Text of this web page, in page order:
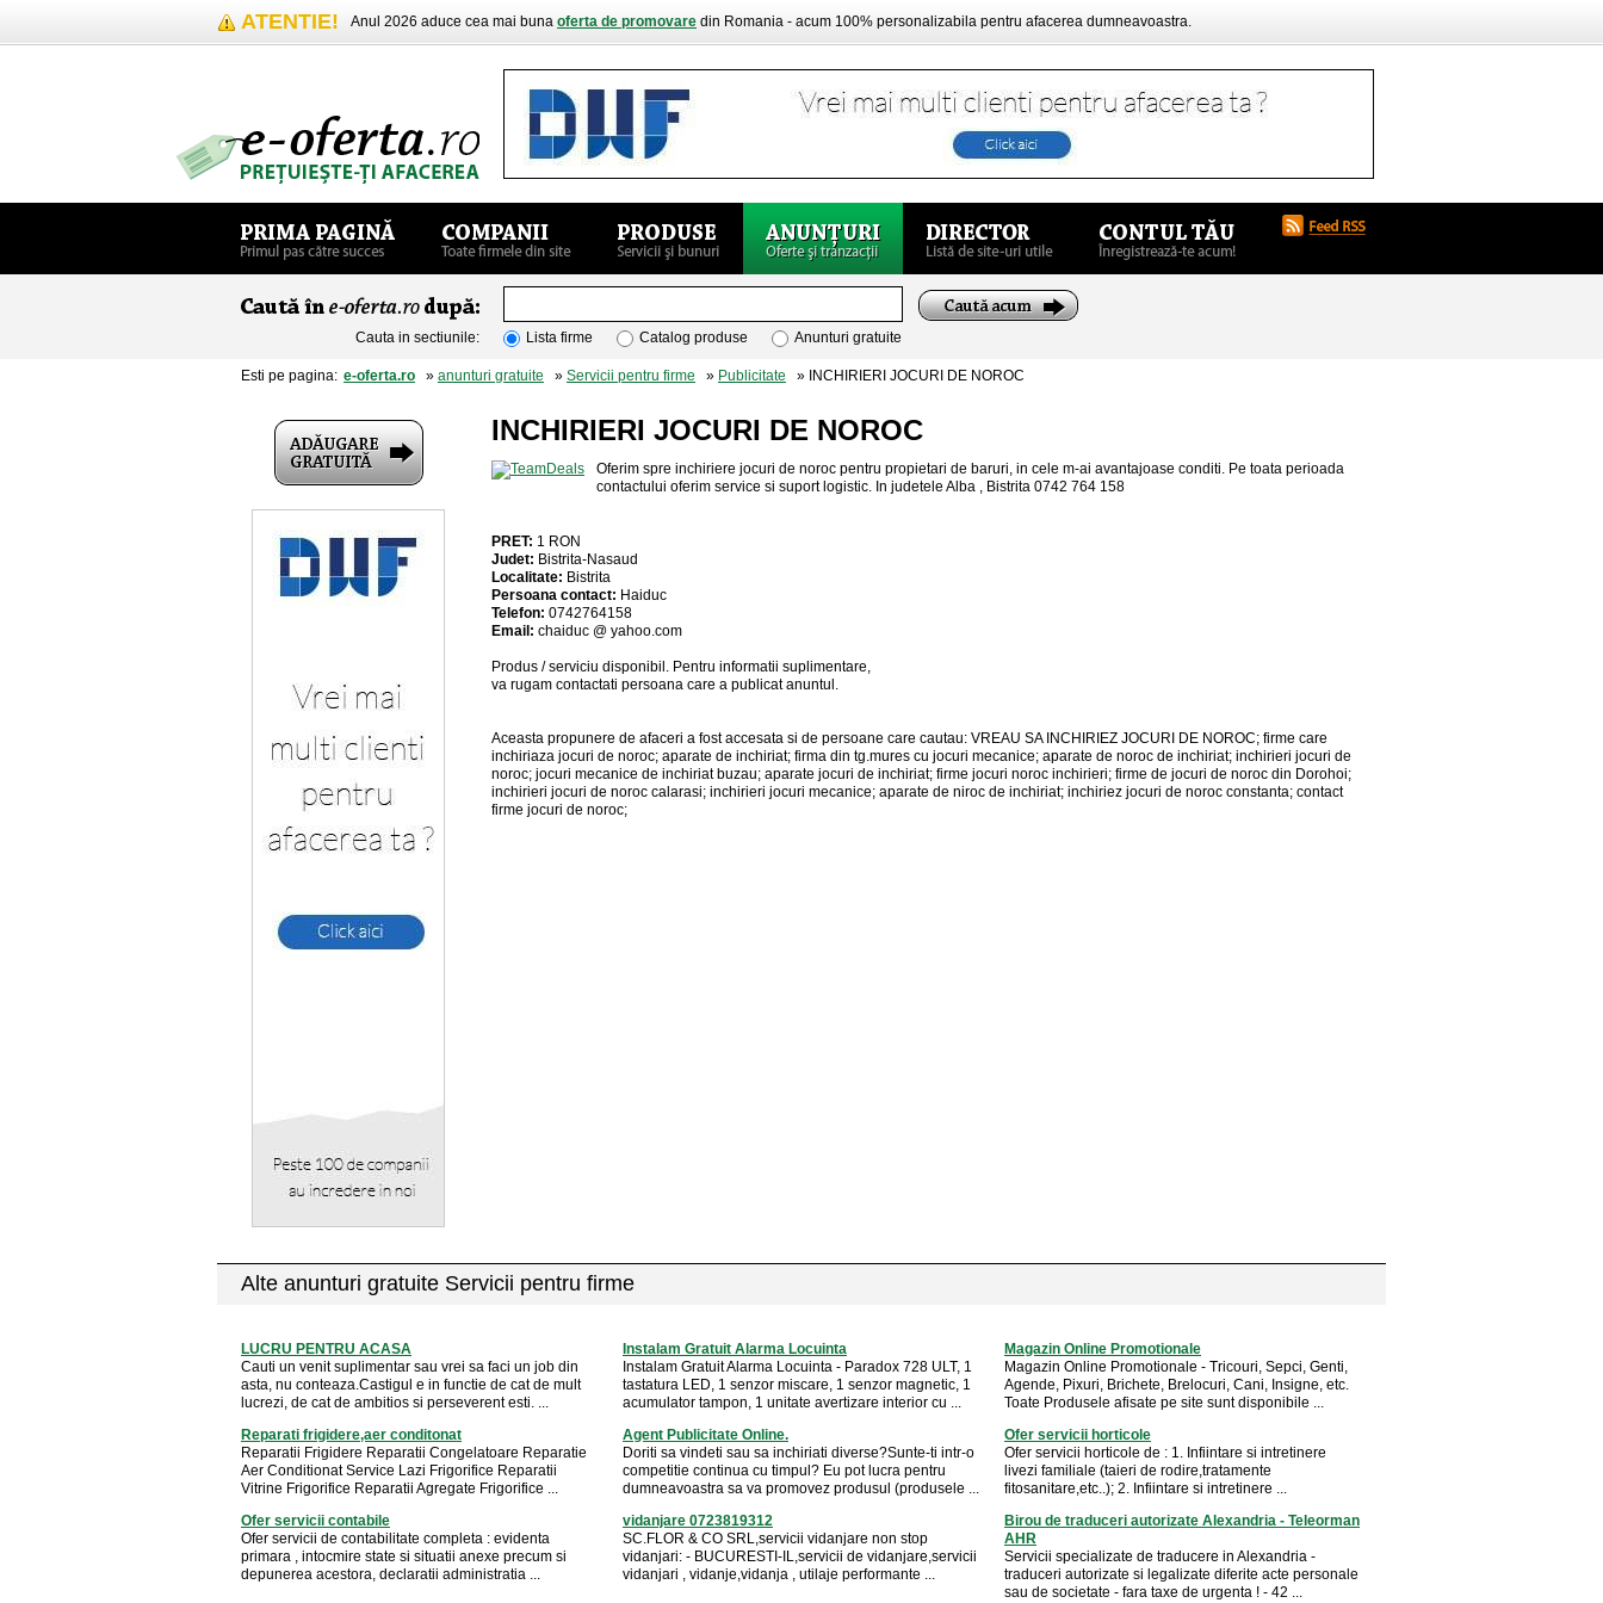
ATENTIE! Anul 2026 aduce cea mai buna oferta de promovare din Romania - acum 100% personalizabila pentru afacerea dumneavoastra.
Cauta in sectiunile: Lista firme Catalog produse Anunturi gratuite
Esti pe pagina: e-oferta.ro » anunturi gratuite » Servicii pentru firme » Publicitate » INCHIRIERI JOCURI DE NOROC
INCHIRIERI JOCURI DE NOROC
Oferim spre inchiriere jocuri de noroc pentru propietari de baruri, in cele m-ai avantajoase conditi. Pe toata perioada
contactului oferim service si suport logistic. In judetele Alba , Bistrita 0742 764 158
PRET: 1 RON
Judet: Bistrita-Nasaud
Localitate: Bistrita
Persoana contact: Haiduc
Telefon: 0742764158
Email: chaiduc @ yahoo.com
Produs / serviciu disponibil . Pentru informatii suplimentare,
va rugam contactati persoana care a publicat anuntul.
Aceasta propunere de afaceri a fost accesata si de persoane care cautau: VREAU SA INCHIRIEZ JOCURI DE NOROC; firme care
inchiriaza jocuri de noroc; aparate de inchiriat; firma din tg.mures cu jocuri mecanice; aparate de noroc de inchiriat; inchirieri jocuri de
noroc; jocuri mecanice de inchiriat buzau; aparate jocuri de inchiriat; firme jocuri noroc inchirieri; firme de jocuri de noroc din Dorohoi;
inchirieri jocuri de noroc calarasi; inchirieri jocuri mecanice; aparate de niroc de inchiriat; inchiriez jocuri de noroc constanta; contact
firme jocuri de noroc;
Alte anunturi gratuite Servicii pentru firme
LUCRU PENTRU ACASA
Cauti un venit suplimentar sau vrei sa faci un job din
asta, nu conteaza.Castigul e in functie de cat de mult
lucrezi, de cat de ambitios si perseverent esti. ...
Instalam Gratuit Alarma Locuinta
Instalam Gratuit Alarma Locuinta - Paradox 728 ULT, 1
tastatura LED, 1 senzor miscare, 1 senzor magnetic, 1
acumulator tampon, 1 unitate avertizare interior cu ...
Magazin Online Promotionale
Magazin Online Promotionale - Tricouri, Sepci, Genti,
Agende, Pixuri, Brichete, Brelocuri, Cani, Insigne, etc.
Toate Produsele afisate pe site sunt disponibile ...
Reparati frigidere,aer conditonat
Reparatii Frigidere Reparatii Congelatoare Reparatie
Aer Conditionat Service Lazi Frigorifice Reparatii
Vitrine Frigorifice Reparatii Agregate Frigorifice ...
Agent Publicitate Online.
Doriti sa vindeti sau sa inchiriati diverse?Sunte-ti intr-o
competitie continua cu timpul? Eu pot lucra pentru
dumneavoastra sa va promovez produsul (produsele ...
Ofer servicii horticole
Ofer servicii horticole de : 1. Infiintare si intretinere
livezi familiale (taieri de rodire,tratamente
fitosanitare,etc..); 2. Infiintare si intretinere ...
Ofer servicii contabile
Ofer servicii de contabilitate completa : evidenta
primara , intocmire state si situatii anexe precum si
depunerea acestora, declaratii administratia ...
vidanjare 0723819312
SC.FLOR & CO SRL,servicii vidanjare non stop
vidanjari: - BUCURESTI-IL,servicii de vidanjare,servicii
vidanjari , vidanje,vidanja , utilaje performante ...
Birou de traduceri autorizate Alexandria - Teleorman
AHR
Servicii specializate de traducere in Alexandria -
traduceri autorizate si legalizate diferite acte personale
sau de societate - fara taxe de urgenta ! - 42 ...